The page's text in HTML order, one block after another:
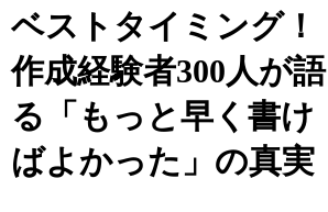
ベストタイミング！
作成経験者300人が語
る「もっと早く書け
ばよかった」の真実